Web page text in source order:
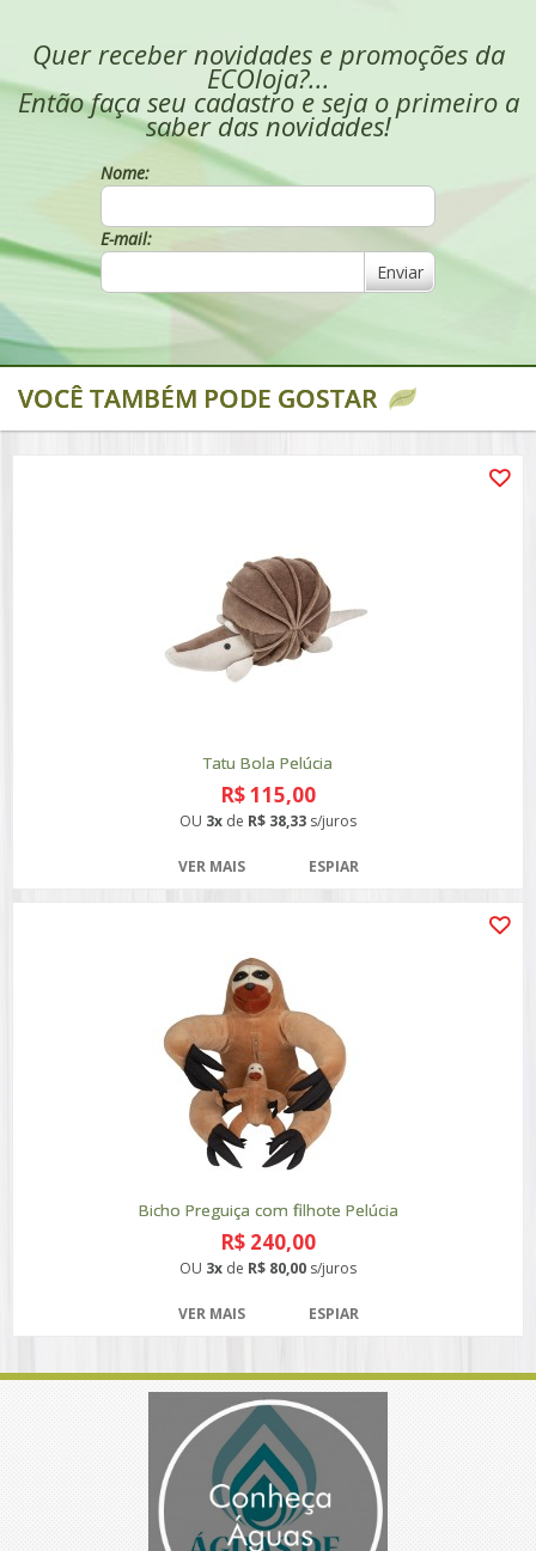
Quer receber novidades e promoções da
ECOloja?...
Então faça seu cadastro e seja o primeiro a
saber das novidades!
Nome:
E-mail:
Enviar
VOCÊ TAMBÉM PODE GOSTAR
Tatu Bola Pelúcia
R$ 115,00
OU 3x de R$ 38,33 s/juros
VER MAIS ESPIAR
Bicho Preguiça com filhote Pelúcia
R$ 240,00
OU 3x de R$ 80,00 s/juros
VER MAIS ESPIAR